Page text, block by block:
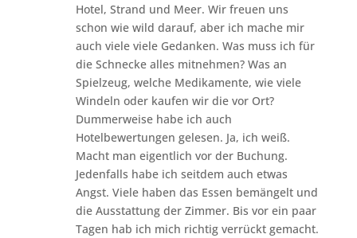
Hotel, Strand und Meer. Wir freuen uns
schon wie wild darauf, aber ich mache mir
auch viele viele Gedanken. Was muss ich für
die Schnecke alles mitnehmen? Was an
Spielzeug, welche Medikamente, wie viele
Windeln oder kaufen wir die vor Ort?
Dummerweise habe ich auch
Hotelbewertungen gelesen. Ja, ich weiß.
Macht man eigentlich vor der Buchung.
Jedenfalls habe ich seitdem auch etwas
Angst. Viele haben das Essen bemängelt und
die Ausstattung der Zimmer. Bis vor ein paar
Tagen hab ich mich richtig verrückt gemacht.